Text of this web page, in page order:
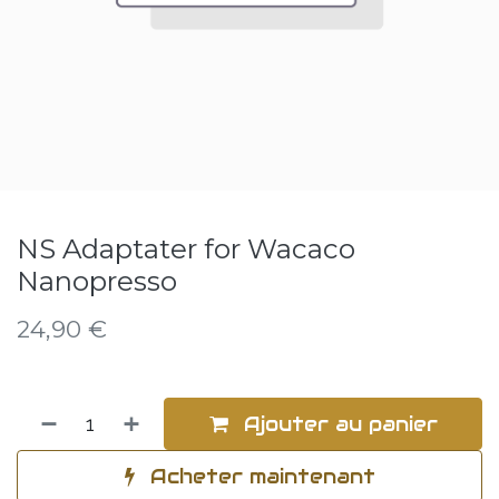
NS Adaptater for Wacaco
Nanopresso
24,90 €
Ajouter au panier
Acheter maintenant